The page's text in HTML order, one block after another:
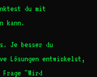
du mit
kann.
Je besser du
Lösungen entwickelst,
"Wird